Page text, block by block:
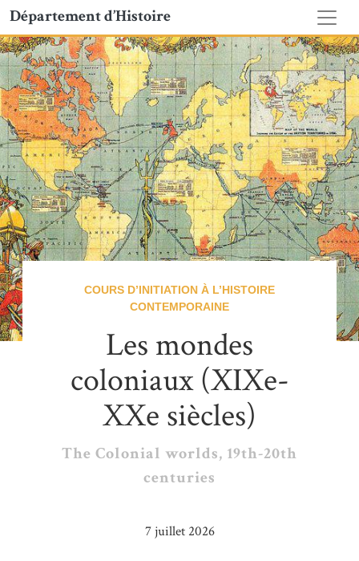
Département d’Histoire
COURS D’INITIATION À L’HISTOIRE
CONTEMPORAINE
Les mondes
coloniaux (XIXe-
XXe siècles)
The Colonial worlds, 19th-20th
centuries
7 juillet 2026